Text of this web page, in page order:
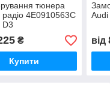
тюнера
4E0910563C
D3
₴
Купити
Audi
від